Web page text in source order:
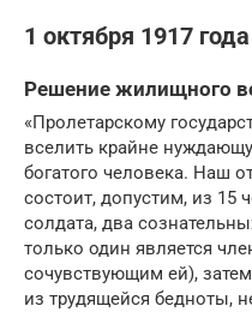
1 октября 1917 года
Решение жилищного
«Пролетарскому
вселить крайне
богатого человека. Наш
состоит, допустим, из 15
солдата, два
только один является
сочувствующим ей),
из трудящейся бедноты,